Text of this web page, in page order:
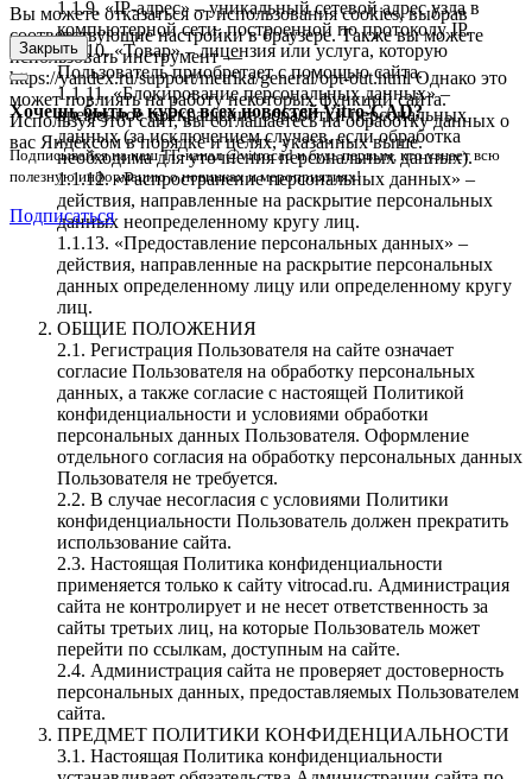
1.1.9. «IP-адрес» – уникальный сетевой адрес узла в
компьютерной сети, построенной по протоколу IP.
1.1.10. «Товар» – лицензия или услуга, которую
Пользователь приобретает с помощью сайта.
1.1.11. «Блокирование персональных данных» –
временное прекращение обработки персональных
данных (за исключением случаев, если обработка
необходима для уточнения персональных данных).
1.1.12. «Распространение персональных данных» –
действия, направленные на раскрытие персональных
данных неопределенному кругу лиц.
1.1.13. «Предоставление персональных данных» –
действия, направленные на раскрытие персональных
данных определенному лицу или определенному кругу
лиц.
ОБЩИЕ ПОЛОЖЕНИЯ
2.1. Регистрация Пользователя на сайте означает
согласие Пользователя на обработку персональных
данных, а также согласие с настоящей Политикой
конфиденциальности и условиями обработки
персональных данных Пользователя. Оформление
отдельного согласия на обработку персональных данных
Пользователя не требуется.
2.2. В случае несогласия с условиями Политики
конфиденциальности Пользователь должен прекратить
использование сайта.
2.3. Настоящая Политика конфиденциальности
применяется только к сайту vitrocad.ru. Администрация
сайта не контролирует и не несет ответственность за
сайты третьих лиц, на которые Пользователь может
перейти по ссылкам, доступным на сайте.
2.4. Администрация сайта не проверяет достоверность
персональных данных, предоставляемых Пользователем
сайта.
ПРЕДМЕТ ПОЛИТИКИ КОНФИДЕНЦИАЛЬНОСТИ
3.1. Настоящая Политика конфиденциальности
Вы можете отказаться от использования cookies, выбрав
соответствующие настройки в браузере. Также вы можете
использовать инструмент —
https://yandex.ru/support/metrika/general/opt-out.html Однако это
может повлиять на работу некоторых функций сайта.
Используя этот сайт, вы соглашаетесь на обработку данных о
вас Яндексом в порядке и целях, указанных выше.
Закрыть
Хочешь быть в курсе всех новостей Vitro-CAD?
Подписывайся на наш ТГ-канал @vitrocad и будь первым, кто узнает всю
полезную информацию о новинках и мероприятиях!
Подписаться